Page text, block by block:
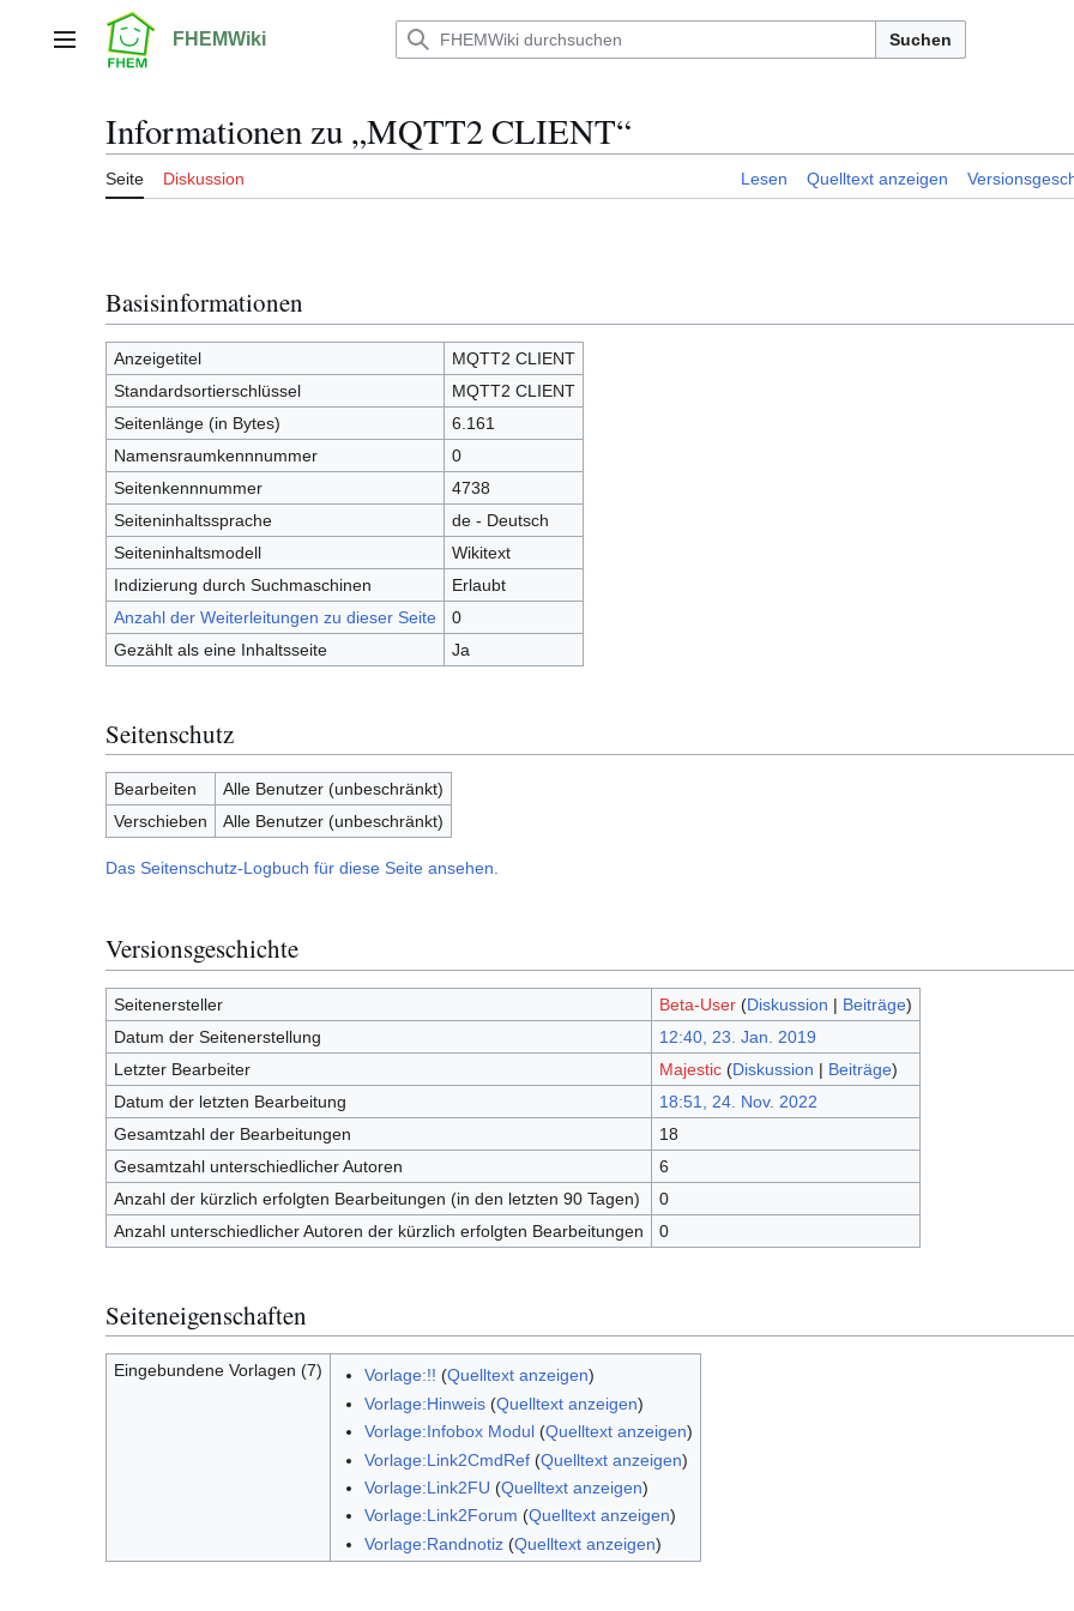
springenHauptmenü FHEMWiki Suchen
Informationen zu „MQTT2 CLIENT“
Seite Diskussion Lesen Quelltext anzeigen
Basisinformationen
Anzeigetitel
MQTT2 CLIENT
Standardsortierschlüssel
MQTT2 CLIENT
Seitenlänge (in Bytes)
6.161
Namensraumkennnummer
0
Seitenkennnummer
4738
Seiteninhaltssprache
de - Deutsch
Seiteninhaltsmodell
Wikitext
Indizierung durch Suchmaschinen
Erlaubt
Anzahl der Weiterleitungen zu dieser Seite
0
Gezählt als eine Inhaltsseite
Ja
Seitenschutz
Bearbeiten
Alle Benutzer (unbeschränkt)
Verschieben
Alle Benutzer (unbeschränkt)
Das Seitenschutz-Logbuch für diese Seite ansehen.
Versionsgeschichte
Seitenersteller Beta-User (Diskussion | Beiträge)
Datum der Seitenerstellung
12:40, 23. Jan. 2019
Letzter Bearbeiter
Majestic (Diskussion | Beiträge)
Datum der letzten Bearbeitung
18:51, 24. Nov. 2022
Gesamtzahl der Bearbeitungen
18
Gesamtzahl unterschiedlicher Autoren
6
Anzahl der kürzlich erfolgten Bearbeitungen (in den letzten 90 Tagen)
0
Anzahl unterschiedlicher Autoren der kürzlich erfolgten Bearbeitungen
0
Seiteneigenschaften
Eingebundene Vorlagen (7) Vorlage:!! (Quelltext anzeigen)
Vorlage:Hinweis(Quelltext anzeigen)
Vorlage:Infobox Modul(Quelltext anzeigen)
Vorlage:Link2CmdRef(Quelltext anzeigen)
Vorlage:Link2FU (Quelltext anzeigen)
Vorlage:Link2Forum (Quelltext anzeigen)
Vorlage:Randnotiz(Quelltext anzeigen)